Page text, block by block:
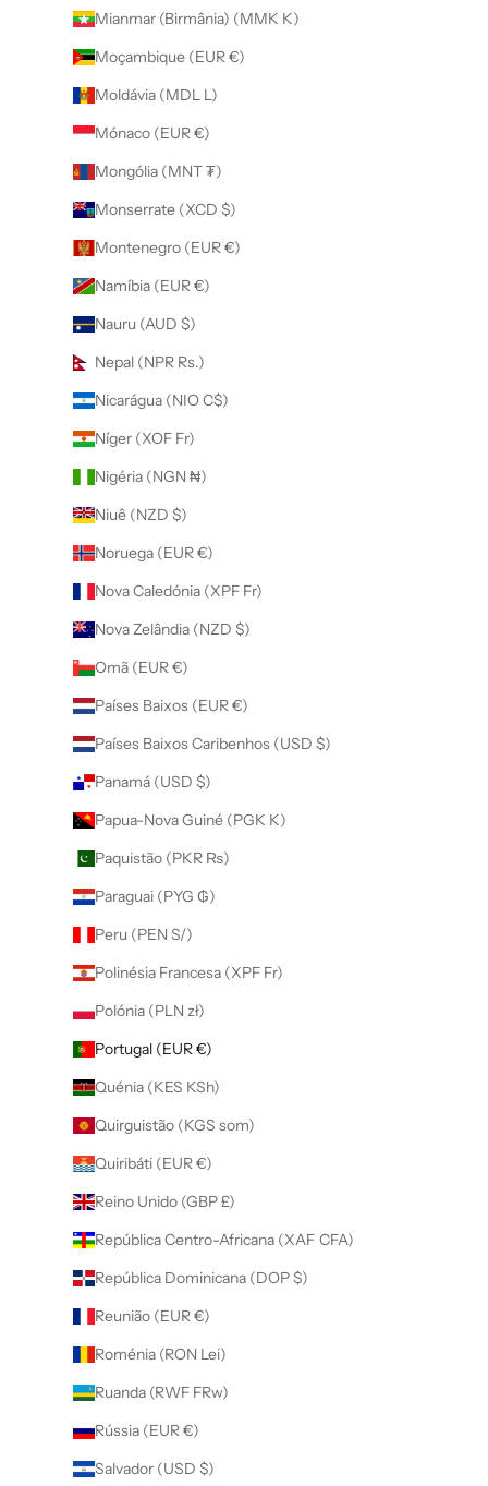
Mianmar (Birmânia) (MMK K)
Moçambique (EUR €)
Moldávia (MDL L)
Mónaco (EUR €)
Mongólia (MNT ₮)
Monserrate (XCD $)
Montenegro (EUR €)
Namíbia (EUR €)
Nauru (AUD $)
Nepal (NPR Rs.)
Nicarágua (NIO C$)
Níger (XOF Fr)
Nigéria (NGN ₦)
Niuê (NZD $)
Noruega (EUR €)
Nova Caledónia (XPF Fr)
Nova Zelândia (NZD $)
Omã (EUR €)
Países Baixos (EUR €)
Países Baixos Caribenhos (USD $)
Panamá (USD $)
Papua-Nova Guiné (PGK K)
Paquistão (PKR ₨)
Paraguai (PYG ₲)
Peru (PEN S/)
Polinésia Francesa (XPF Fr)
Polónia (PLN zł)
Portugal (EUR €)
Quénia (KES KSh)
Quirguistão (KGS som)
Quiribáti (EUR €)
Reino Unido (GBP £)
República Centro-Africana (XAF CFA)
República Dominicana (DOP $)
Reunião (EUR €)
Roménia (RON Lei)
Ruanda (RWF FRw)
Rússia (EUR €)
Salvador (USD $)